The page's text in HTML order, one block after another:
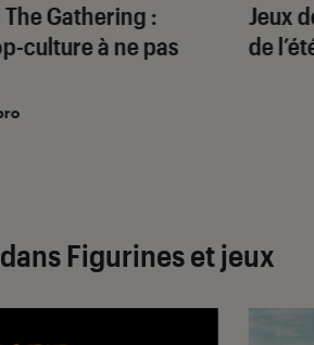
Gathering :
culture à ne pas
Jeux
de
Figurines et jeux